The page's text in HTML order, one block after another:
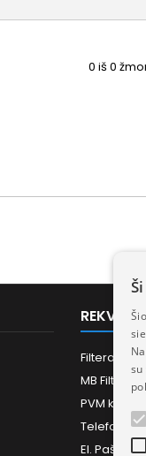
0 iš 0
Filtera.lt -
MB Filtera
PVM kodas:
Telefonas:
El. Paštas:
su